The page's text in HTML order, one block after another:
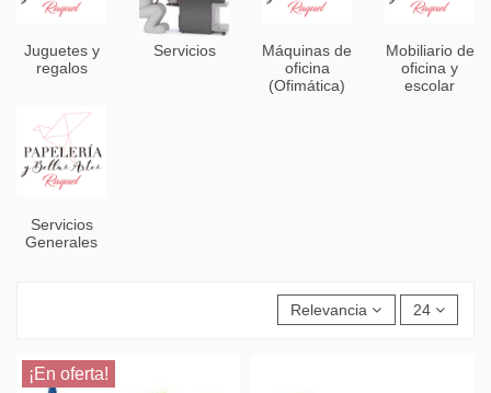
Juguetes y
regalos
Servicios
Máquinas de
oficina
(Ofimática)
Mobiliario de
oficina y
escolar
Servicios
Generales
Relevancia 24
¡En oferta!